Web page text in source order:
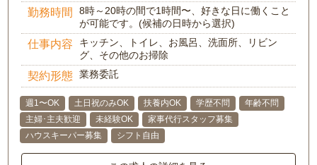
勤務時間
8時～20時の間で1時間〜、好きな日に働くこと
が可能です。(候補の日時から選択)
仕事内容
キッチン、トイレ、お風呂、洗面所、リビン
グ、その他のお掃除
契約形態 業務委託
週1〜OK 土日祝のみOK 扶養内OK 学歴不問
年齢不問
主婦･主夫歓迎
未経験OK
家事代行スタッフ募集
ハウスキーパー募集
シフト自由